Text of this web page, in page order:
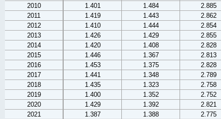
2010
1.401 1.484
2.885
2011
1.419 1.443
2.862
2012
1.410 1.444
2.854
2013
1.426 1.429
2.855
2014
1.420 1.408
2.828
2015
1.446 1.367
2.813
2016
1.453 1.375
2.828
2017
1.441 1.348
2.789
2018
1.435 1.323
2.758
2019
1.400 1.352
2.752
2020
1.429 1.392
2.821
2021
1.387 1.388
2.775